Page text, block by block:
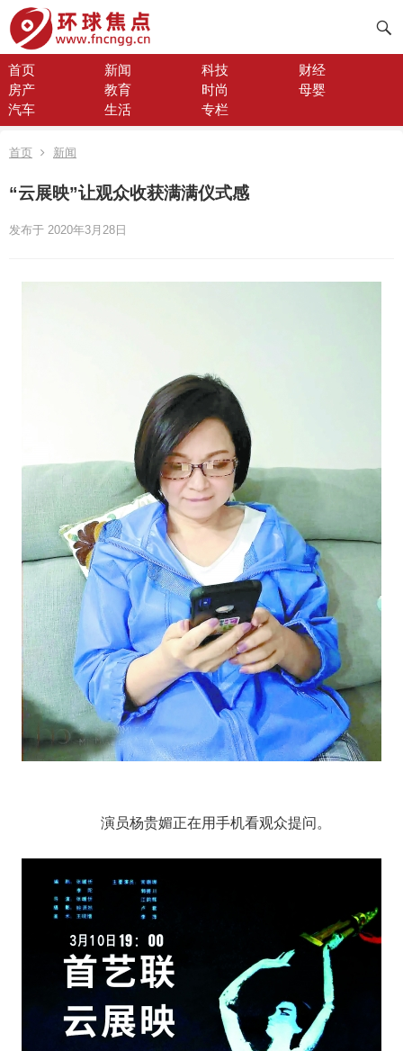
首页 新闻 科技
财经
房产
教育 时尚
母婴
汽车
生活 专栏
首页 新闻
“云展映”让观众收获满满仪式感
发布于 2020年3月28日
演员杨贵媚正在用手机看观众提问。